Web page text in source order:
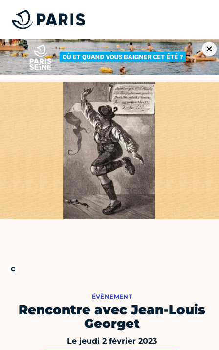
ÉVÈNEMENT
Rencontre avec Jean-Louis
Georget
Le jeudi 2 février 2023